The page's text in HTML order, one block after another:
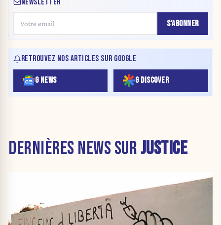
S'ABONNER
RETROUVEZ NOS ARTICLES SUR GOOGLE
G NEWS G DISCOVER
DERNIÈRES NEWS SUR JUSTICE